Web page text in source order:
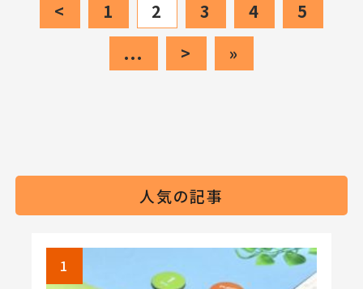
< 1 2 3 4
5
...
> »
人気の記事